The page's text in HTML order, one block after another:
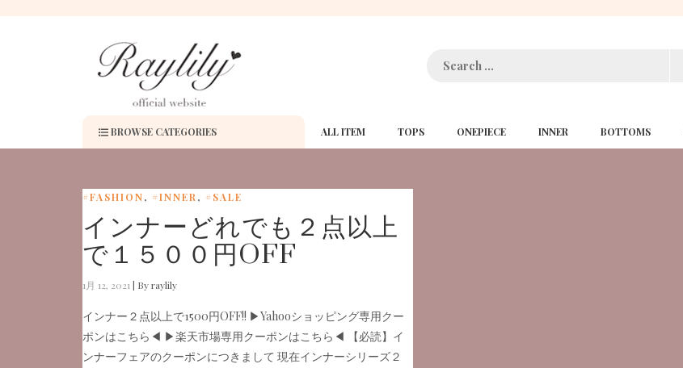
BROWSE CATEGORIES ALL ITEM TOPS ONEPIECE INNER BOTTOMS
#FASHION, #INNER , #SALE
インナーどれでも２点以上
で１５００円OFF
1月 12, 2021 | By raylily
インナー２点以上で1500円OFF!! ▶︎Yahooショッピング専用クー
ポンはこちら◀︎ ▶︎楽天市場専用クーポンはこちら◀︎ 【必読】イ
ンナーフェアのクーポンにつきまして 現在インナーシリーズ２